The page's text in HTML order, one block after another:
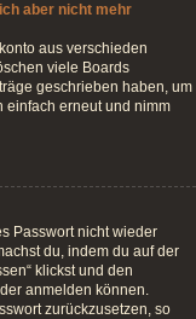
aber nicht mehr
aus verschieden
viele Boards
geschrieben haben, um
einfach erneut und nimm
Passwort nicht wieder
du, indem du auf der
klickst und den
anmelden können.
zurückzusetzen, so